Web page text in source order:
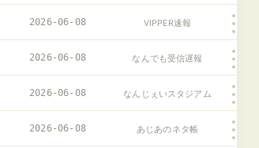
2026-06-08 VIPPER速報
2026-06-08 なんでも受信遅報
2026-06-08 なんじぇいスタジアム
2026-06-08 あじあのネタ帳